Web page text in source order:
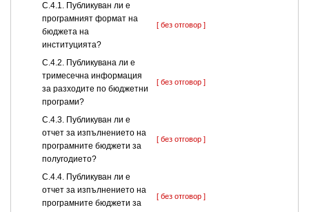
С.4.1. Публикуван ли е
програмният формат на
бюджета на
институцията?
[ без отговор ]
С.4.2. Публикувана ли е
тримесечна информация
за разходите по бюджетни
програми?
[ без отговор ]
С.4.3. Публикуван ли е
отчет за изпълнението на
програмните бюджети за
полугодието?
[ без отговор ]
С.4.4. Публикуван ли е
отчет за изпълнението на
програмните бюджети за
[ без отговор ]